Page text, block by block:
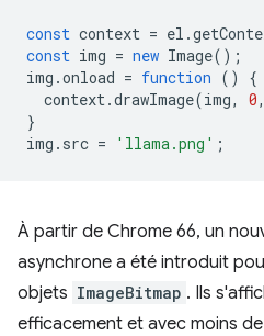
const context = el .
const img = new Image();
img .onload = function ()
{
context.drawImage(img, 0,
}
img . src = 'llama.png' ;
À partir de Chrome 66, un
asynchrone a été introduit
objets ImageBitmap . Ils
efficacement et avec moins